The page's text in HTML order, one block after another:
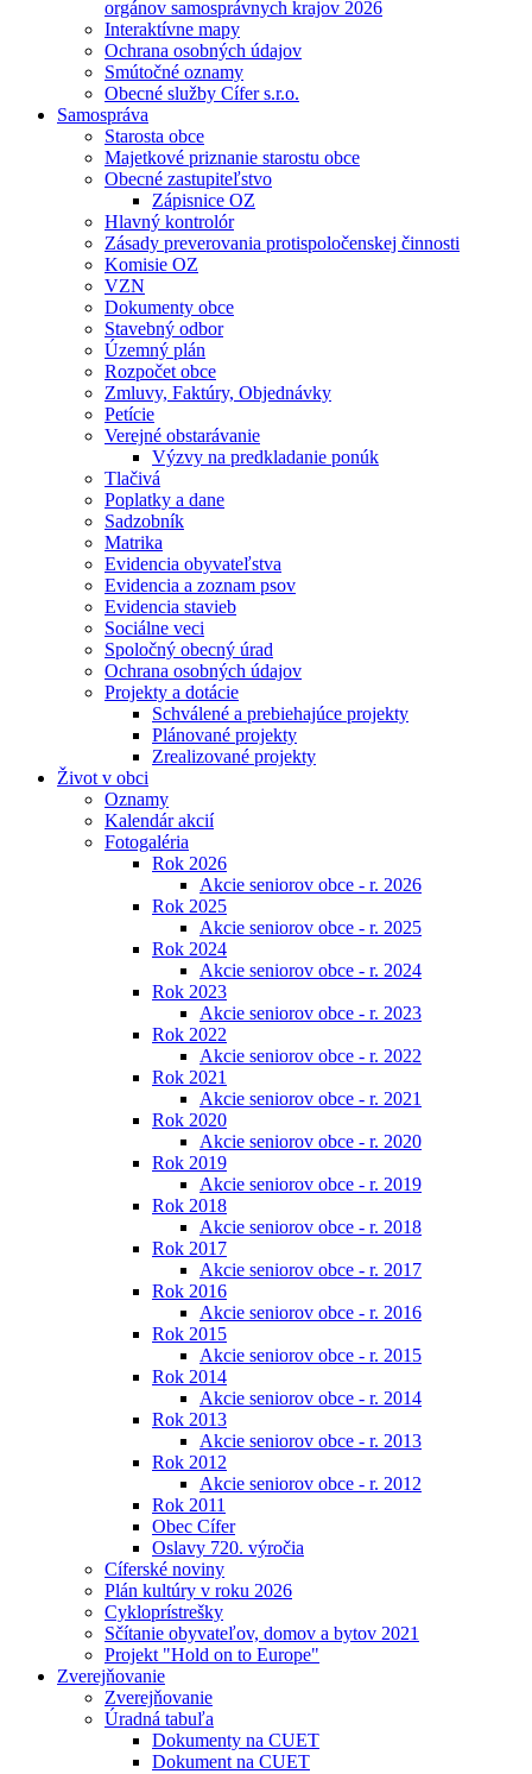
orgánov samosprávnych krajov 2026
Interaktívne mapy
Ochrana osobných údajov
Smútočné oznamy
Obecné služby Cífer s.r.o.
Samospráva
Starosta obce
Majetkové priznanie starostu obce
Obecné zastupiteľstvo
Zápisnice OZ
Hlavný kontrolór
Zásady preverovania protispoločenskej činnosti
Komisie OZ
VZN
Dokumenty obce
Stavebný odbor
Územný plán
Rozpočet obce
Zmluvy, Faktúry, Objednávky
Petície
Verejné obstarávanie
Výzvy na predkladanie ponúk
Tlačivá
Poplatky a dane
Sadzobník
Matrika
Evidencia obyvateľstva
Evidencia a zoznam psov
Evidencia stavieb
Sociálne veci
Spoločný obecný úrad
Ochrana osobných údajov
Projekty a dotácie
Schválené a prebiehajúce projekty
Plánované projekty
Zrealizované projekty
Život v obci
Oznamy
Kalendár akcií
Fotogaléria
Rok 2026
Akcie seniorov obce - r. 2026
Rok 2025
Akcie seniorov obce - r. 2025
Rok 2024
Akcie seniorov obce - r. 2024
Rok 2023
Akcie seniorov obce - r. 2023
Rok 2022
Akcie seniorov obce - r. 2022
Rok 2021
Akcie seniorov obce - r. 2021
Rok 2020
Akcie seniorov obce - r. 2020
Rok 2019
Akcie seniorov obce - r. 2019
Rok 2018
Akcie seniorov obce - r. 2018
Rok 2017
Akcie seniorov obce - r. 2017
Rok 2016
Akcie seniorov obce - r. 2016
Rok 2015
Akcie seniorov obce - r. 2015
Rok 2014
Akcie seniorov obce - r. 2014
Rok 2013
Akcie seniorov obce - r. 2013
Rok 2012
Akcie seniorov obce - r. 2012
Rok 2011
Obec Cífer
Oslavy 720. výročia
Cíferské noviny
Plán kultúry v roku 2026
Cykloprístrešky
Sčítanie obyvateľov, domov a bytov 2021
Projekt "Hold on to Europe"
Zverejňovanie
Zverejňovanie
Úradná tabuľa
Dokumenty na CUET
Dokument na CUET